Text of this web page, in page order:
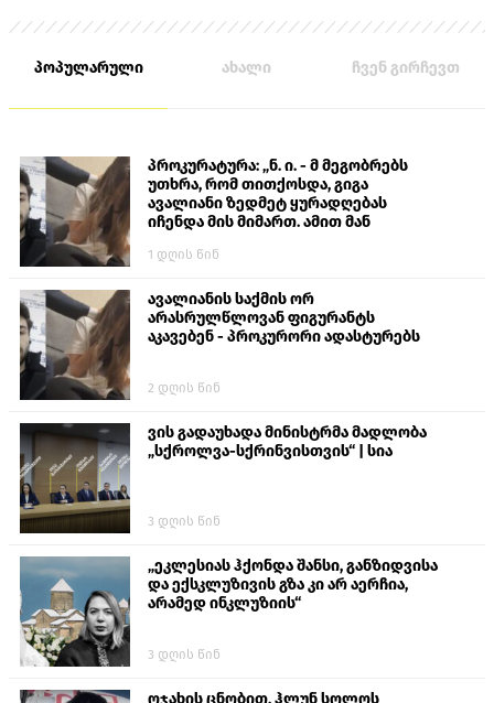
მშვიდობიანი მცხოვრები.
პოპულარული ახალი ჩვენ გირჩევთ
პროკურატურა: „ნ. ი. - მ მეგობრებს
უთხრა, რომ თითქოსდა, გიგა
ავალიანი ზედმეტ ყურადღებას
იჩენდა მის მიმართ. ამით მან
თავს დასხმოდა გიგა ავალიანს“
1 დღის წინ
ავალიანის საქმის ორ
არასრულწლოვან ფიგურანტს
აკავებენ - პროკურორი ადასტურებს
2 დღის წინ
ვის გადაუხადა მინისტრმა მადლობა
„სქროლვა-სქრინვისთვის“ | სია
3 დღის წინ
„ეკლესიას ჰქონდა შანსი, განზიდვისა
და ექსკლუზივის გზა კი არ აერჩია,
არამედ ინკლუზიის“
3 დღის წინ
ოჯახის ცნობით, ჰლუნ სოლოს